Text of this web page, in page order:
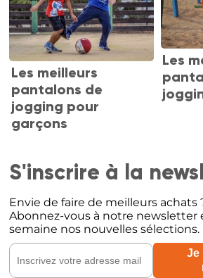
Les meilleurs
pantalons de
jogging pour
garçons
Les
S'inscrire à la
Envie de faire de meilleurs achats
Abonnez-vous à notre newsletter
semaine nos nouvelles sélections.